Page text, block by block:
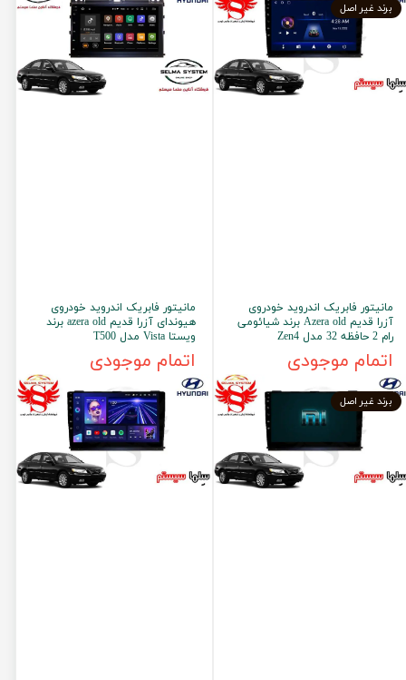
مانیتور فابریک اندروید خودروی
آزرا قدیم Azera old برند شیائومی
رام 2 حافظه 32 مدل Zen4
اتمام موجودی
برند غیر اصل
مانیتور فابریک اندروید خودروی
هیوندای آزرا قدیم azera old برند
ویستا Vista مدل T500
اتمام موجودی
برند غیر اصل